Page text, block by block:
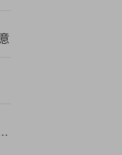
虎榜净买入942.60万元